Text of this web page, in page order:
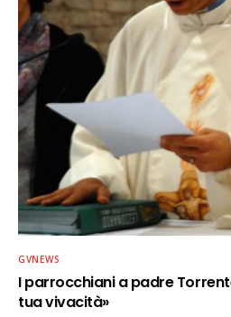
GVNEWS
I parrocchiani a padre
tua vivacità»